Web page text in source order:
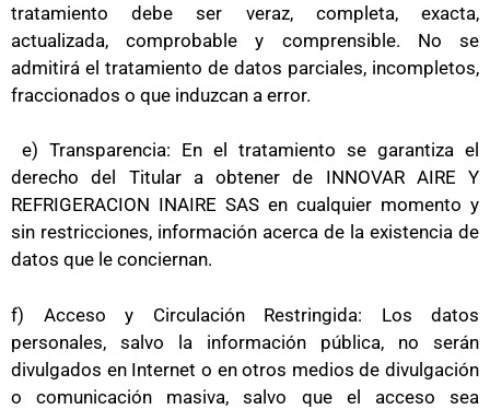
tratamiento debe ser veraz, completa, exacta,
actualizada, comprobable y comprensible. No se
admitirá el tratamiento de datos parciales, incompletos,
fraccionados o que induzcan a error.
e) Transparencia: En el tratamiento se garantiza el
derecho del Titular a obtener de INNOVAR AIRE Y
REFRIGERACION INAIRE SAS en cualquier momento y
sin restricciones, información acerca de la existencia de
datos que le conciernan.
f) Acceso y Circulación Restringida: Los datos
personales, salvo la información pública, no serán
divulgados en Internet o en otros medios de divulgación
o comunicación masiva, salvo que el acceso sea